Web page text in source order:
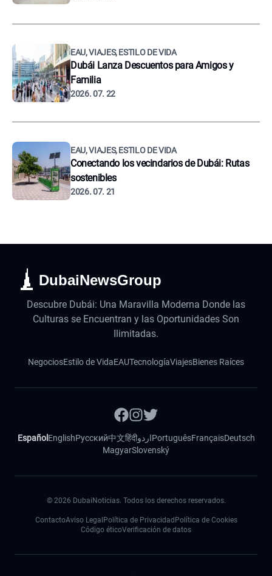
EAU, VIAJES, ESTILO DE VIDA
Dubái Lanza Descuentos para Amigos y
Familia
2026. 07. 22
EAU, VIAJES, ESTILO DE VIDA
Conectando los vecindarios de Dubái: Rutas
sostenibles
2026. 07. 21
DubaiNewsGroup
Descubre Dubái: Una Maravilla Moderna Donde las
Culturas se Encuentran y las Oportunidades Son
Ilimitadas.
NegociosEstilo de VidaEAUTecnologíaViajesBienes Raíces
Español EnglishРусский中文हिंदीاردوPortuguêsFrançaisDeutsch
MagyarSlovenský
© 2026 DubaiNoticias. Todos los derechos reservados.
ContactoAviso Legal Política de Privacidad Política de Cookies
Código éticoVerificación de datos